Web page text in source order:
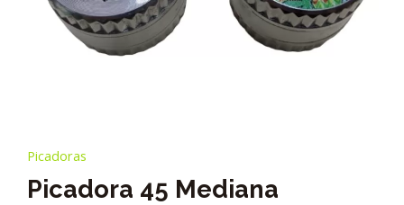
Picadoras
Picadora 45 Mediana